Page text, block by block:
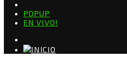
POPUP
EN VIVO!